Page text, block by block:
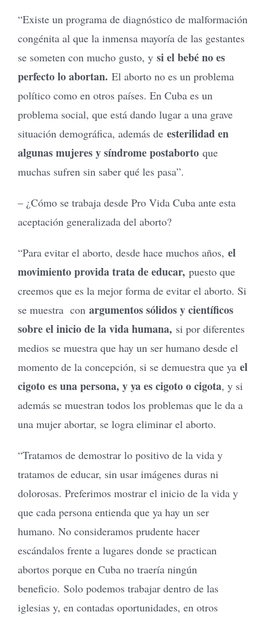
“Existe un programa de diagnóstico de malformación
congénita al que la inmensa mayoría de las gestantes
se someten con mucho gusto, y si el bebé no es
perfecto lo abortan. El aborto no es un problema
político como en otros países. En Cuba es un
problema social, que está dando lugar a una grave
situación demográfica, además de esterilidad en
algunas mujeres y síndrome postaborto que
muchas sufren sin saber qué les pasa”.
– ¿Cómo se trabaja desde Pro Vida Cuba ante esta
aceptación generalizada del aborto?
“Para evitar el aborto, desde hace muchos años, el
movimiento provida trata de educar, puesto que
creemos que es la mejor forma de evitar el aborto. Si
se muestra con argumentos sólidos y científicos
sobre el inicio de la vida humana, si por diferentes
medios se muestra que hay un ser humano desde el
momento de la concepción, si se demuestra que ya el
cigoto es una persona, y ya es cigoto o cigota, y si
además se muestran todos los problemas que le da a
una mujer abortar, se logra eliminar el aborto.
“Tratamos de demostrar lo positivo de la vida y
tratamos de educar, sin usar imágenes duras ni
dolorosas. Preferimos mostrar el inicio de la vida y
que cada persona entienda que ya hay un ser
humano. No consideramos prudente hacer
escándalos frente a lugares donde se practican
abortos porque en Cuba no traería ningún
beneficio. Solo podemos trabajar dentro de las
iglesias y, en contadas oportunidades, en otros